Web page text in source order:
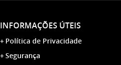
INFORMAÇÕES ÚTEIS
Política de Privacidade
Segurança